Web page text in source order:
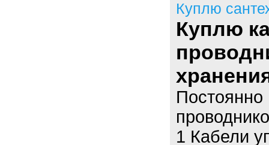
Куплю
Куплю
Постоянно
1 Кабели